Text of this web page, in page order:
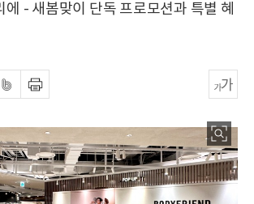
- 새봄맞이 단독 프로모션과 특별 혜